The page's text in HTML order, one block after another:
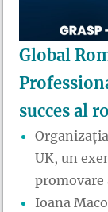
Global
succes al
UK, un
Ioana